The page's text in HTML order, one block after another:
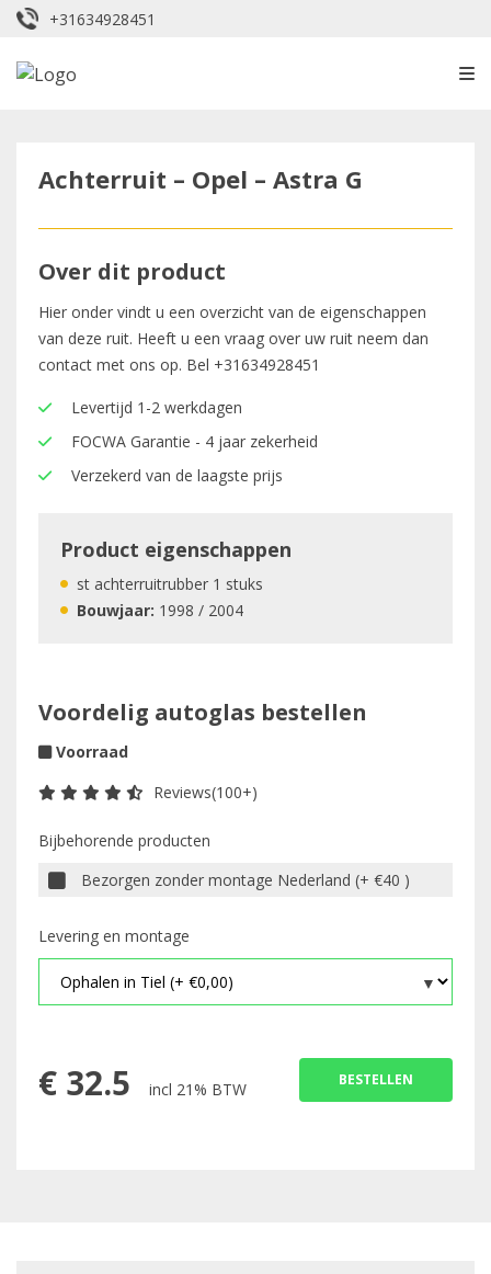
+31634928451
Achterruit – Opel – Astra G
Over dit product
Hier onder vindt u een overzicht van de eigenschappen
van deze ruit. Heeft u een vraag over uw ruit neem dan
contact met ons op. Bel +31634928451
Levertijd 1-2 werkdagen
FOCWA Garantie - 4 jaar zekerheid
Verzekerd van de laagste prijs
Product eigenschappen
st achterruitrubber 1 stuks
Bouwjaar: 1998 / 2004
Voordelig autoglas bestellen
Voorraad
Reviews(100+)
Bijbehorende producten
Bezorgen zonder montage Nederland (+ €40 )
Levering en montage
€ 32.5 incl 21% BTW BESTELLEN